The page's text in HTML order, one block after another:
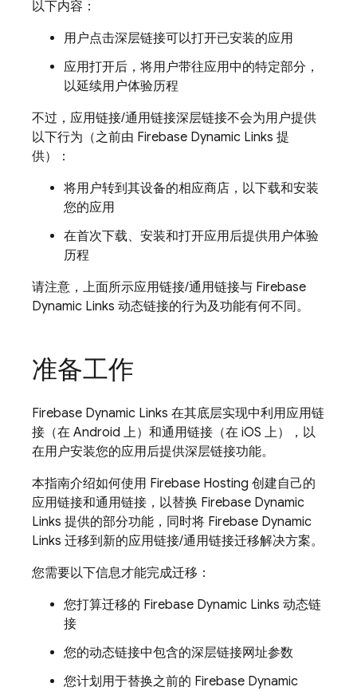
以下内容：
用户点击深层链接可以打开已安装的应用
应用打开后，将用户带往应用中的特定部分，
以延续用户体验历程
不过，应用链接/通用链接深层链接不会为用户提供
以下行为（之前由 Firebase Dynamic Links 提
供）：
将用户转到其设备的相应商店，以下载和安装
您的应用
在首次下载、安装和打开应用后提供用户体验
历程
请注意，上面所示应用链接/通用链接与 Firebase
Dynamic Links 动态链接的行为及功能有何不同。
准备工作
Firebase Dynamic Links 在其底层实现中利用应用链
接（在 Android 上）和通用链接（在 iOS 上），以
在用户安装您的应用后提供深层链接功能。
本指南介绍如何使用 Firebase Hosting 创建自己的
应用链接和通用链接，以替换 Firebase Dynamic
Links 提供的部分功能，同时将 Firebase Dynamic
Links 迁移到新的应用链接/通用链接迁移解决方案。
您需要以下信息才能完成迁移：
您打算迁移的 Firebase Dynamic Links 动态链
接
您的动态链接中包含的深层链接网址参数
您计划用于替换之前的 Firebase Dynamic